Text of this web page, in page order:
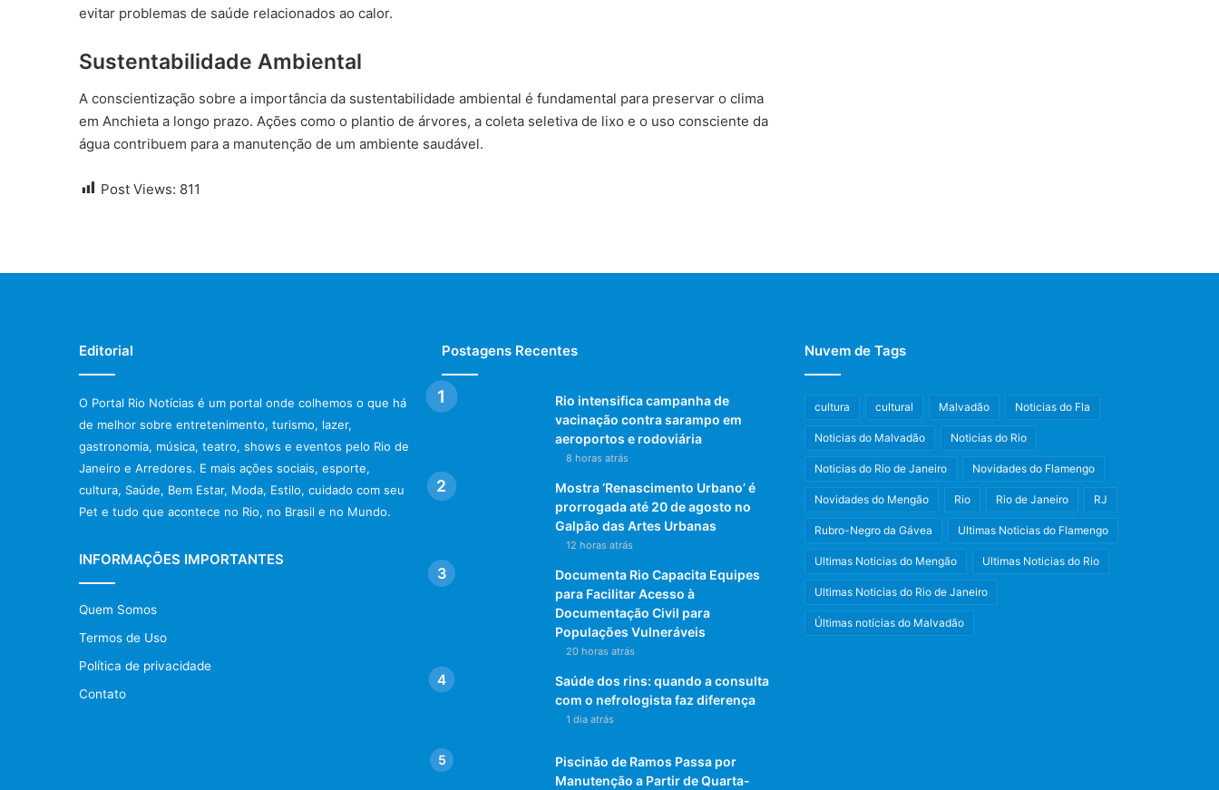
evitar problemas de saúde relacionados ao calor.
Sustentabilidade Ambiental
A conscientização sobre a importância da sustentabilidade ambiental é fundamental para preservar o clima
em Anchieta a longo prazo. Ações como o plantio de árvores, a coleta seletiva de lixo e o uso consciente da
água contribuem para a manutenção de um ambiente saudável.
Post Views: 811
Editorial
O Portal Rio Notícias é um portal onde colhemos o que há
de melhor sobre entretenimento, turismo, lazer,
gastronomia, música, teatro, shows e eventos pelo Rio de
Janeiro e Arredores. E mais ações sociais, esporte,
cultura, Saúde, Bem Estar, Moda, Estilo, cuidado com seu
Pet e tudo que acontece no Rio, no Brasil e no Mundo.
INFORMAÇÕES IMPORTANTES
Quem Somos
Termos de Uso
Política de privacidade
Contato
Postagens Recentes
Rio intensifica campanha de
vacinação contra sarampo em
aeroportos e rodoviária
8 horas atrás
Mostra ‘Renascimento Urbano’ é
prorrogada até 20 de agosto no
Galpão das Artes Urbanas
12 horas atrás
Documenta Rio Capacita Equipes
para Facilitar Acesso à
Documentação Civil para
Populações Vulneráveis
20 horas atrás
Saúde dos rins: quando a consulta
com o nefrologista faz diferença
1 dia atrás
Piscinão de Ramos Passa por
Manutenção a Partir de Quarta-
Nuvem de Tags
cultura cultural Malvadão Noticias do Fla
Noticias do Malvadão Noticias do Rio
Noticias do Rio de Janeiro Novidades do Flamengo
Novidades do Mengão Rio Rio de Janeiro RJ
Rubro-Negro da Gávea Ultimas Noticias do Flamengo
Ultimas Noticias do Mengão Ultimas Noticias do Rio
Ultimas Noticias do Rio de Janeiro
Últimas notícias do Malvadão